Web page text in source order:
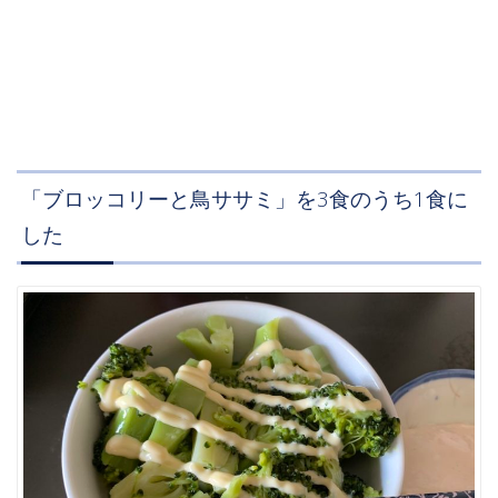
「ブロッコリーと鳥ササミ」を3食のうち1食に
した